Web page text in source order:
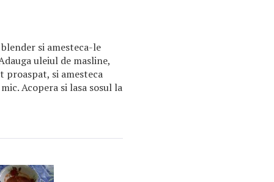
si amesteca-le
uleiul de masline,
proaspat, si amesteca
Acopera si lasa sosul la